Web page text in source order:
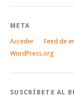
META
Acceder Feed de
WordPress.org
SUSCRÍBETE AL